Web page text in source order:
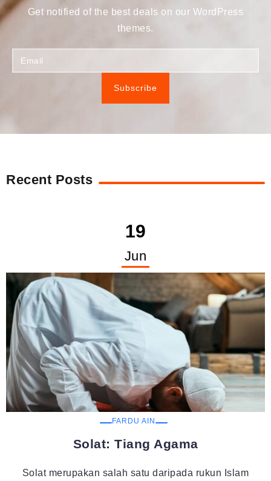
Get notified of the best deals on our WordPress
themes.
Subscribe
Recent Posts
19
Jun
FARDU AIN
Solat: Tiang Agama
Solat merupakan salah satu daripada rukun Islam